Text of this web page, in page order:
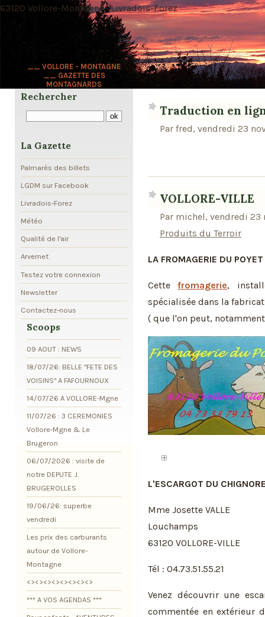
__ VOLLORE - MONTAGNE
__ GAZETTE DES
MONTAGNARDS
63120 Vollore-Montagne · Livradois-Forez
Traduction en
Par fred, vendredi 23
VOLLORE-VILLE
Par michel, vendredi
Produits du Terroir
LA FROMAGERIE DU POYET
Cettefromagerie,
spécialisée dans la
( que l'on peut,
L'ESCARGOT DU
Mme Josette VALLE
Louchamps
63120 VOLLORE-VILLE
Tél : 04.73.51.55.21
Venez découvrir une
commentée en extérieur
Rechercher
La Gazette
Palmarès des billets
LGDM sur Facebook
Livradois-Forez
Météo
Qualité de l'air
Arvernet
Testez votre connexion
Newsletter
Contactez-nous
Scoops
09 AOUT : NEWS
18/07/26: BELLE "FETE DES
VOISINS" A FAFOURNOUX
14/07/26 A VOLLORE-Mgne
11/07/26 : 3 CEREMONIES
Vollore-Mgne & Le
Brugeron
06/07/2026 : visite de
notre DEPUTE J.
BRUGEROLLES
19/06/26: superbe
vendredi
Les prix des carburants
autour de Vollore-
Montagne
<><><><><><><><>
*** A VOS AGENDAS ***